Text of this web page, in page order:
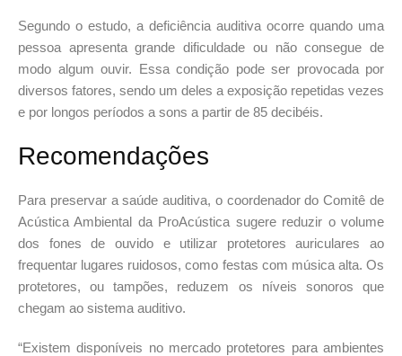
Segundo o estudo, a deficiência auditiva ocorre quando uma
pessoa apresenta grande dificuldade ou não consegue de
modo algum ouvir. Essa condição pode ser provocada por
diversos fatores, sendo um deles a exposição repetidas vezes
e por longos períodos a sons a partir de 85 decibéis.
Recomendações
Para preservar a saúde auditiva, o coordenador do Comitê de
Acústica Ambiental da ProAcústica sugere reduzir o volume
dos fones de ouvido e utilizar protetores auriculares ao
frequentar lugares ruidosos, como festas com música alta. Os
protetores, ou tampões, reduzem os níveis sonoros que
chegam ao sistema auditivo.
“Existem disponíveis no mercado protetores para ambientes